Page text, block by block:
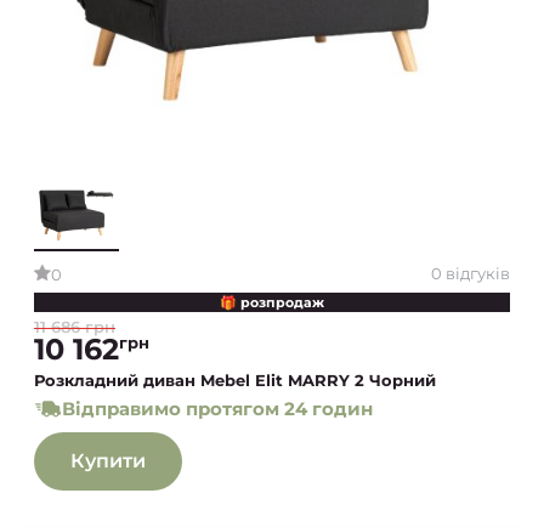
0 0 відгуків
🎁 розпродаж
11 686 грн
10 162грн
Розкладний диван Mebel Elit MARRY 2 Чорний
Відправимо протягом 24 годин
Купити